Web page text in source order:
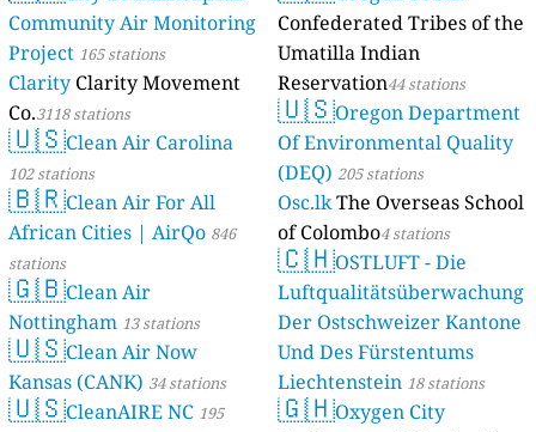
Community Air Monitoring
Project 165 stations
Clarity Clarity Movement
Co.3118 stations
🇺🇸Clean Air Carolina
102 stations
🇧🇷Clean Air For All
African Cities | AirQo 846
stations
🇬🇧Clean Air
Nottingham 13 stations
🇺🇸Clean Air Now
Kansas (CANK) 34 stations
🇺🇸CleanAIRE NC 195
Confederated Tribes of the
Umatilla Indian
Reservation44 stations
🇺🇸Oregon Department
Of Environmental Quality
(DEQ) 205 stations
Osc.lkThe Overseas School
of Colombo4 stations
🇨🇭OSTLUFT - Die
Luftqualitätsüberwachung
Der Ostschweizer Kantone
Und Des Fürstentums
Liechtenstein 18 stations
🇬🇭Oxygen City